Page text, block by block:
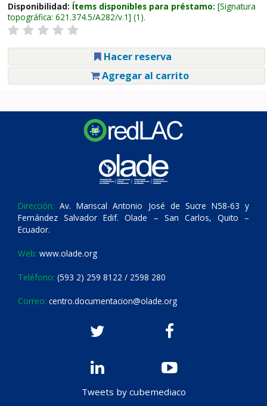
Disponibilidad: Ítems disponibles para préstamo: Signatura
topográfica: 621.374.5/A282/v.1 (1).
Hacer reserva
Agregar al carrito
Dirección: Av. Mariscal Antonio José de Sucre N58-63 y
Fernández Salvador Edif. Olade – San Carlos, Quito –
Ecuador.
Web: www.olade.org
Teléfono: (593 2) 259 8122 / 2598 280
Correo: centro.documentacion@olade.org
Tweets by cubemediaco